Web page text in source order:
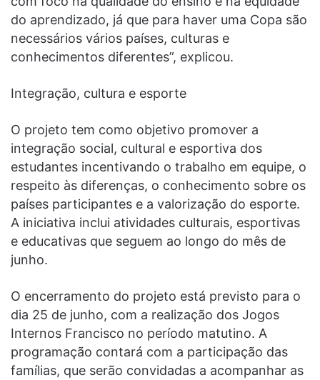
do aprendizado, já que para haver uma Copa são
necessários vários países, culturas e
conhecimentos diferentes”, explicou.
Integração, cultura e esporte
O projeto tem como objetivo promover a
integração social, cultural e esportiva dos
estudantes incentivando o trabalho em equipe, o
respeito às diferenças, o conhecimento sobre os
países participantes e a valorização do esporte.
A iniciativa inclui atividades culturais, esportivas
e educativas que seguem ao longo do mês de
junho.
O encerramento do projeto está previsto para o
dia 25 de junho, com a realização dos Jogos
Internos Francisco no período matutino. A
programação contará com a participação das
famílias, que serão convidadas a acompanhar as